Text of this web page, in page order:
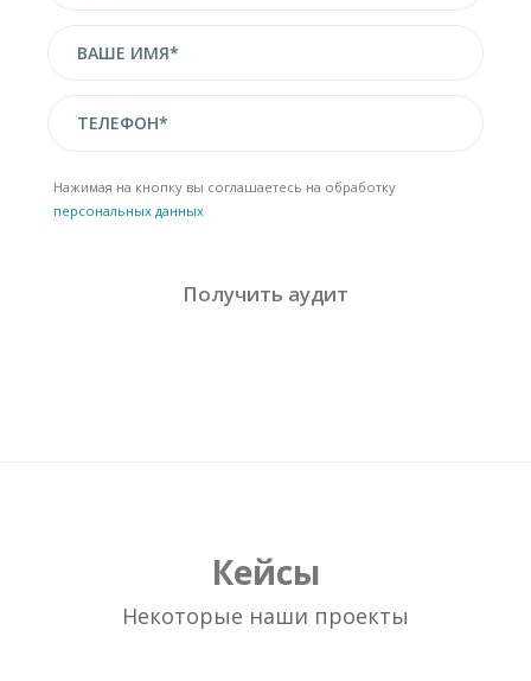
Нажимая на кнопку вы соглашаетесь на обработку
персональных данных
Кейсы
Некоторые наши проекты